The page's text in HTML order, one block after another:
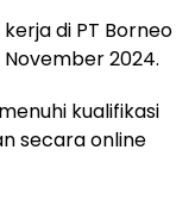
di PT Borneo
2024.
kualifikasi
secara online